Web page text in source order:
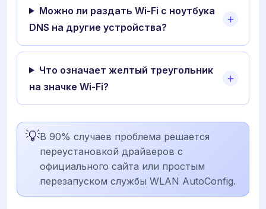
Можно ли раздать Wi-Fi с ноутбука
DNS на другие устройства?
Что означает желтый треугольник
на значке Wi-Fi?
💡В 90% случаев проблема решается
переустановкой драйверов с
официального сайта или простым
перезапуском службы WLAN AutoConfig.